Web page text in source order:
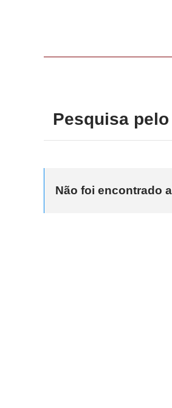
Pesquisa
Não foi encontrado